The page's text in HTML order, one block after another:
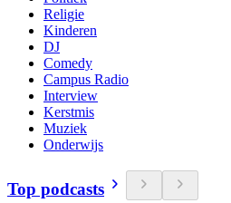
Religie
Kinderen
DJ
Comedy
Campus Radio
Interview
Kerstmis
Muziek
Onderwijs
Top podcasts